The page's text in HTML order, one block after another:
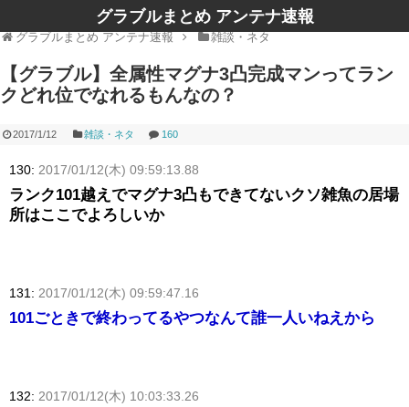
グラブルまとめ アンテナ速報
グラブルまとめ アンテナ速報 雑談・ネタ
【グラブル】全属性マグナ3凸完成マンってラン
クどれ位でなれるもんなの？
2017/1/12 雑談・ネタ 160
130: 2017/01/12(木) 09:59:13.88
ランク101越えでマグナ3凸もできてないクソ雑魚の居場
所はここでよろしいか
131: 2017/01/12(木) 09:59:47.16
101ごときで終わってるやつなんて誰一人いねえから
132: 2017/01/12(木) 10:03:33.26